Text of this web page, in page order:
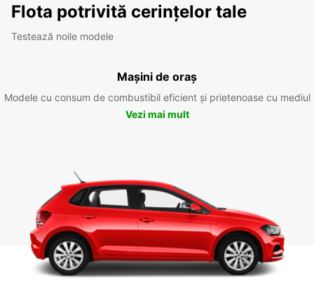
Flota potrivită cerințelor tale
Testează noile modele
Mașini de oraș
Modele cu consum de combustibil eficient și prietenoase cu mediul
Vezi mai mult